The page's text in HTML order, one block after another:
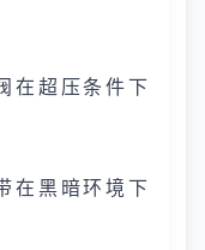
在超压条件下
在黑暗环境下